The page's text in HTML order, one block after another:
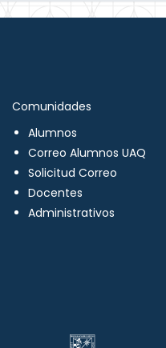
Comunidades
Alumnos
Correo Alumnos UAQ
Solicitud Correo
Docentes
Administrativos